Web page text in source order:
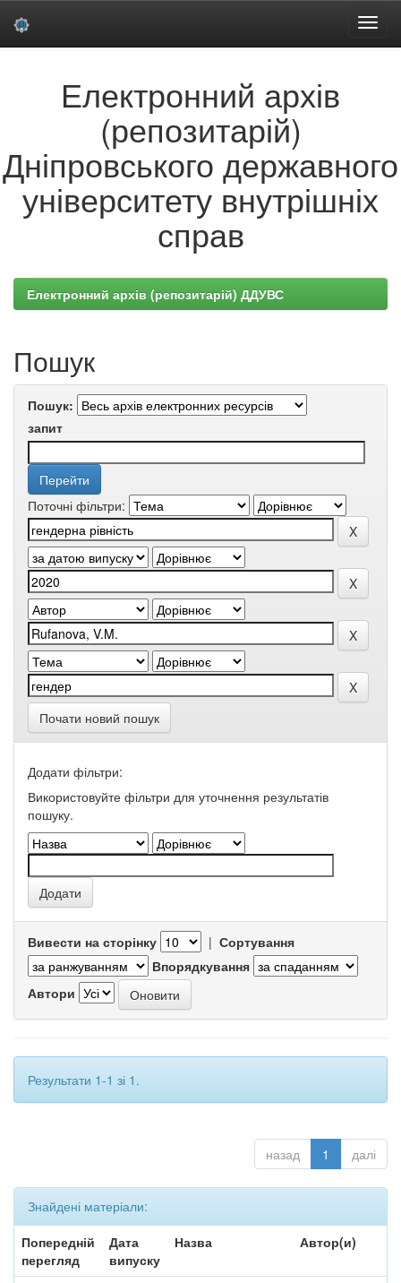
Електронний архів
(репозитарій)
Дніпровського державного
університету внутрішніх
справ
Електронний архів (репозитарій) ДДУВС
Пошук
Пошук:
запит
Поточні фільтри:
Почати новий пошук
Додати фільтри:
Використовуйте фільтри для уточнення результатів
пошуку.
Вивести на сторінку | Сортування
Впорядкування
Автори
Результати 1-1 зі 1.
назад 1 далі
Знайдені матеріали:
Попередній
перегляд
Дата
випуску
Назва Автор(и)